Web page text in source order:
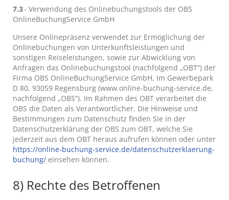
7.3- Verwendung des Onlinebuchungstools der OBS
OnlineBuchungService GmbH
Unsere Onlinepräsenz verwendet zur Ermöglichung der
Onlinebuchungen von Unterkunftsleistungen und
sonstigen Reiseleistungen, sowie zur Abwicklung von
Anfragen das Onlinebuchungstool (nachfolgend „OBT“) der
Firma OBS OnlineBuchungService GmbH, Im Gewerbepark
D 80, 93059 Regensburg (www.online-buchung-service.de,
nachfolgend „OBS“). Im Rahmen des OBT verarbeitet die
OBS die Daten als Verantwortlicher. Die Hinweise und
Bestimmungen zum Datenschutz finden Sie in der
Datenschutzerklärung der OBS zum OBT, welche Sie
jederzeit aus dem OBT heraus aufrufen können oder unter
https://online-buchung-service.de/datenschutzerklaerung-
buchung/ einsehen können.
8) Rechte des Betroffenen